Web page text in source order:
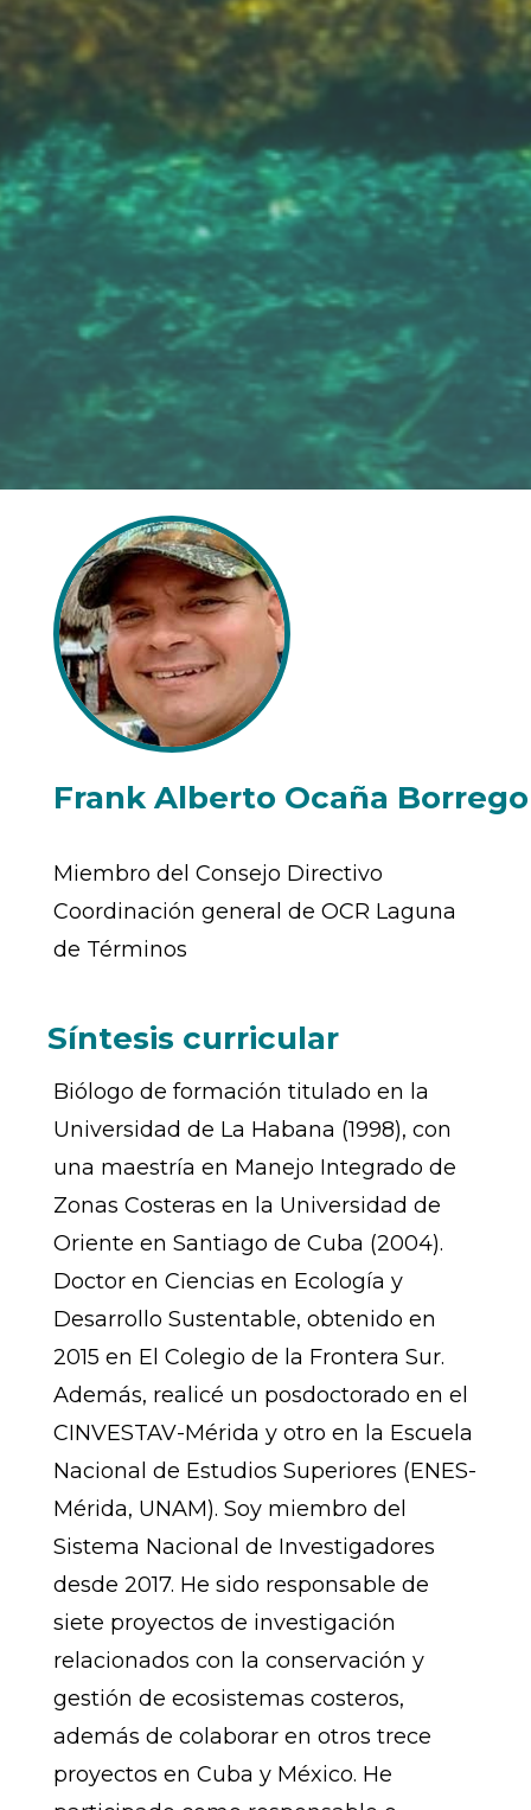
Frank Alberto Ocaña Borrego
Miembro del Consejo Directivo
Coordinación general de OCR Laguna
de Términos
Síntesis curricular
Biólogo de formación titulado en la
Universidad de La Habana (1998), con
una maestría en Manejo Integrado de
Zonas Costeras en la Universidad de
Oriente en Santiago de Cuba (2004).
Doctor en Ciencias en Ecología y
Desarrollo Sustentable, obtenido en
2015 en El Colegio de la Frontera Sur.
Además, realicé un posdoctorado en el
CINVESTAV-Mérida y otro en la Escuela
Nacional de Estudios Superiores (ENES-
Mérida, UNAM). Soy miembro del
Sistema Nacional de Investigadores
desde 2017. He sido responsable de
siete proyectos de investigación
relacionados con la conservación y
gestión de ecosistemas costeros,
además de colaborar en otros trece
proyectos en Cuba y México. He